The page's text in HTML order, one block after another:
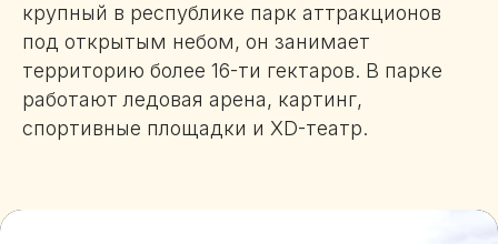
крупный в республике парк аттракционов
под открытым небом, он занимает
территорию более 16-ти гектаров. В парке
работают ледовая арена, картинг,
спортивные площадки и XD-театр.